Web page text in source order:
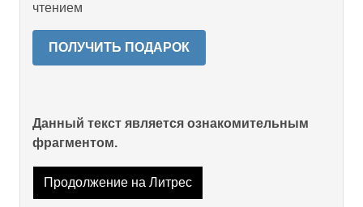
чтением
ПОЛУЧИТЬ ПОДАРОК
Данный текст является ознакомительным
фрагментом.
Продолжение на Литрес